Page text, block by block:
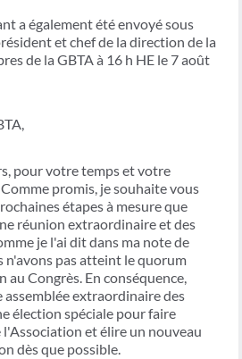
a également été envoyé sous
et chef de la direction de la
de la GBTA à 16 h HE le 7 août
pour votre temps et votre
promis, je souhaite vous
étapes à mesure que
réunion extraordinaire et des
je l'ai dit dans ma note de
n'avons pas atteint le quorum
au Congrès. En conséquence,
extraordinaire des
élection spéciale pour faire
l'Association et élire un nouveau
dès que possible.